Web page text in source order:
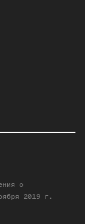
о
2019 г.